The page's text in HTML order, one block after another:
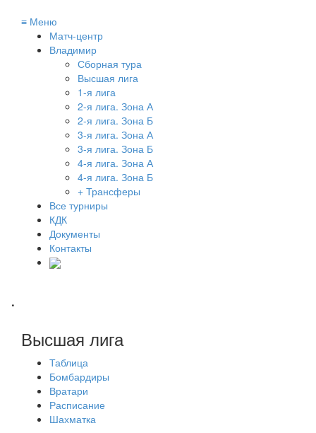
≡ Меню
Матч-центр
Владимир
Сборная тура
Высшая лига
1-я лига
2-я лига. Зона А
2-я лига. Зона Б
3-я лига. Зона А
3-я лига. Зона Б
4-я лига. Зона А
4-я лига. Зона Б
+ Трансферы
Все турниры
КДК
Документы
Контакты
.
Высшая лига
Таблица
Бомбардиры
Вратари
Расписание
Шахматка